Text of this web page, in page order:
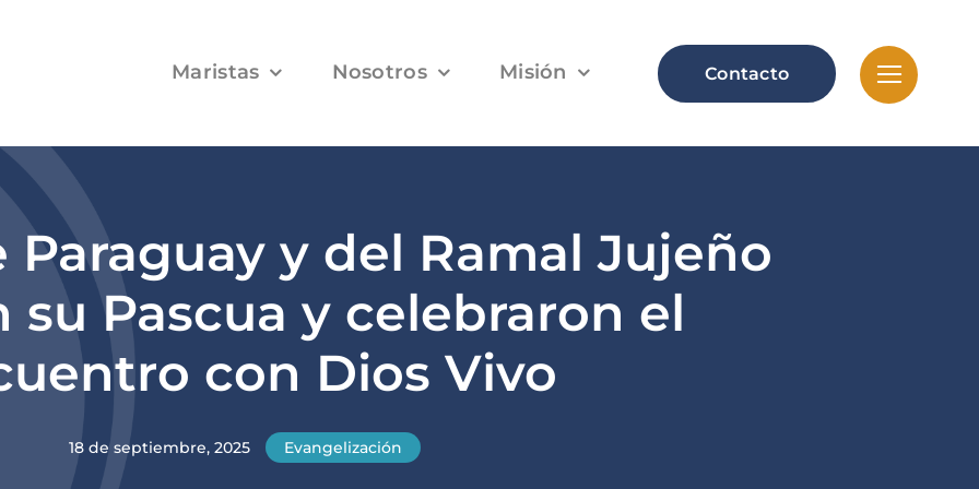
Maristas Nosotros Misión Contacto
Paraguay y del Ramal Jujeño
su Pascua y celebraron el
con Dios Vivo
18 de septiembre, 2025 Evangelización